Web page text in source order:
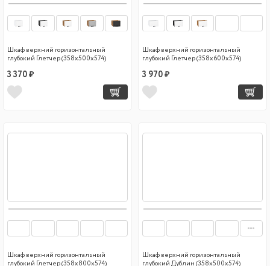
Шкаф верхний горизонтальный
глубокий Глетчер (358х500х574)
3 370 ₽
Шкаф верхний горизонтальный
глубокий Глетчер (358х600х574)
3 970 ₽
Шкаф верхний горизонтальный
глубокий Глетчер (358х800х574)
Шкаф верхний горизонтальный
глубокий Дублин (358х500х574)